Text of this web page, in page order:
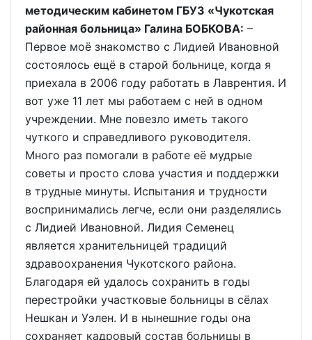
методическим кабинетом ГБУЗ «Чукотская
районная больница» Галина БОБКОВА: –
Первое моё знакомство с Лидией Ивановной
состоялось ещё в старой больнице, когда я
приехала в 2006 году работать в Лаврентия. И
вот уже 11 лет мы работаем с ней в одном
учреждении. Мне повезло иметь такого
чуткого и справедливого руководителя.
Много раз помогали в работе её мудрые
советы и просто слова участия и поддержки
в трудные минуты. Испытания и трудности
воспринимались легче, если они разделялись
с Лидией Ивановной. Лидия Семенец
является хранительницей традиций
здравоохранения Чукотского района.
Благодаря ей удалось сохранить в годы
перестройки участковые больницы в сёлах
Нешкан и Уэлен. И в нынешние годы она
сохраняет кадровый состав больницы в